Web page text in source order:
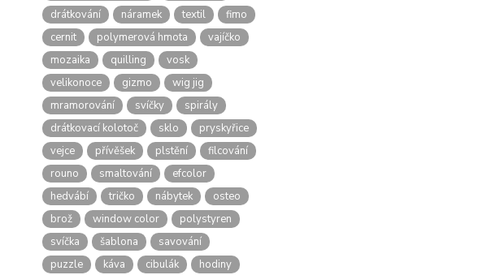
drátkování
náramek textil
fimo
cernit
polymerová hmota
vajíčko
mozaika
quilling
vosk
velikonoce
gizmo
wig jig
mramorování
svíčky
spirály
drátkovací kolotoč
sklo
pryskyřice
vejce
přívěšek plstění
filcování
rouno
smaltování
efcolor
hedvábí
tričko nábytek
osteo
brož
window color
polystyren
svíčka
šablona
savování
puzzle
káva cibulák
hodiny